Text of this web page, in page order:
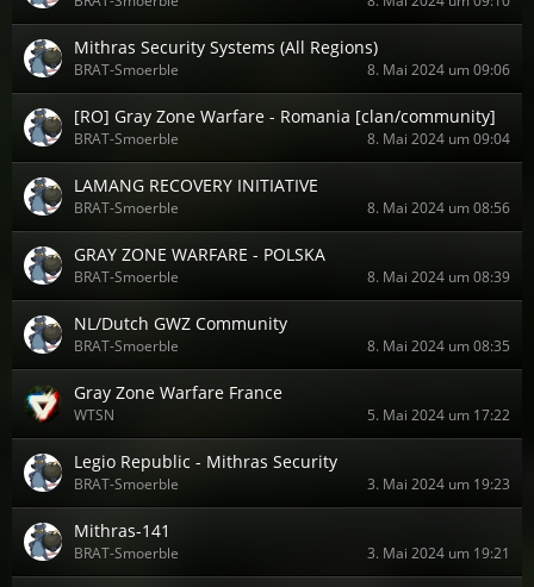
Mithras Security Systems (All Regions)
BRAT-Smoerble 8. Mai 2024 um 09:06
[RO] Gray Zone Warfare - Romania [clan/community]
BRAT-Smoerble 8. Mai 2024 um 09:04
LAMANG RECOVERY INITIATIVE
BRAT-Smoerble 8. Mai 2024 um 08:56
GRAY ZONE WARFARE - POLSKA
BRAT-Smoerble 8. Mai 2024 um 08:39
NL/Dutch GWZ Community
BRAT-Smoerble 8. Mai 2024 um 08:35
Gray Zone Warfare France
WTSN 5. Mai 2024 um 17:22
Legio Republic - Mithras Security
BRAT-Smoerble 3. Mai 2024 um 19:23
Mithras-141
BRAT-Smoerble 3. Mai 2024 um 19:21